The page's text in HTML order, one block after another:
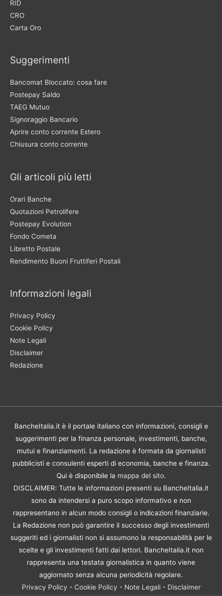
RID
CRO
Carta Oro
Suggerimenti
Bancomat Bloccato: cosa fare
Postepay Saldo
TAEG Mutuo
Signoraggio Bancario
Aprire conto corrente Estero
Chiusura conto corrente
Gli articoli più letti
Orari Banche
Quotazioni Petrolifere
Postepay Evolution
Fondo Cometa
Libretto Postale
Rendimento Buoni Fruttiferi Postali
Informazioni legali
Privacy Policy
Cookie Policy
Note Legali
Disclaimer
Redazione
BancheItalia.it è il portale italiano con informazioni, consigli e
suggerimenti per la finanza personale, investimenti, banche,
mutui e finanziamenti. La redazione è formata da giornalisti
pubblicisti e consulenti esperti di economia, banche e finanza.
Qui è disponibile la mappa del sito.
DISCLAIMER: Tutte le informazioni presenti su BancheItalia.it
sono da intendersi a puro scopo informativo e non
rappresentano in alcun modo consigli o indicazioni finanziarie.
La Redazione non può garantire il successo degli investimenti
suggeriti ed i giornalisti non si assumono la responsabilità per le
scelte e gli investimenti fatti dai lettori. BancheItalia.it non
rappresenta una testata giornalistica in quanto viene
aggiornato senza alcuna periodicità regolare.
Privacy Policy - Cookie Policy - Note Legali- Disclaimer